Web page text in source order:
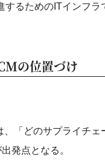
るためのITインフラ
の位置づけ
「どのサプライチェ
発点となる。